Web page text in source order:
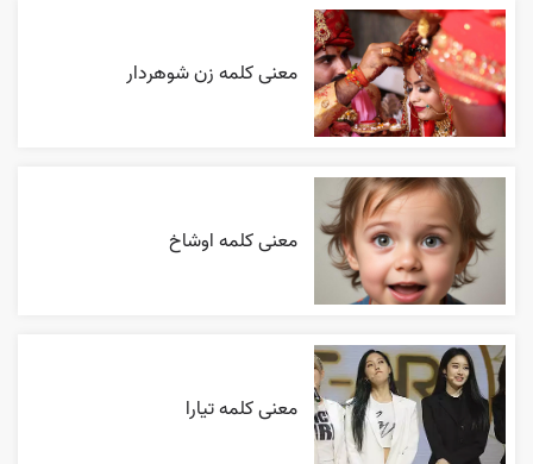
معنی کلمه زن شوهردار
معنی کلمه اوشاخ
معنی کلمه تیارا